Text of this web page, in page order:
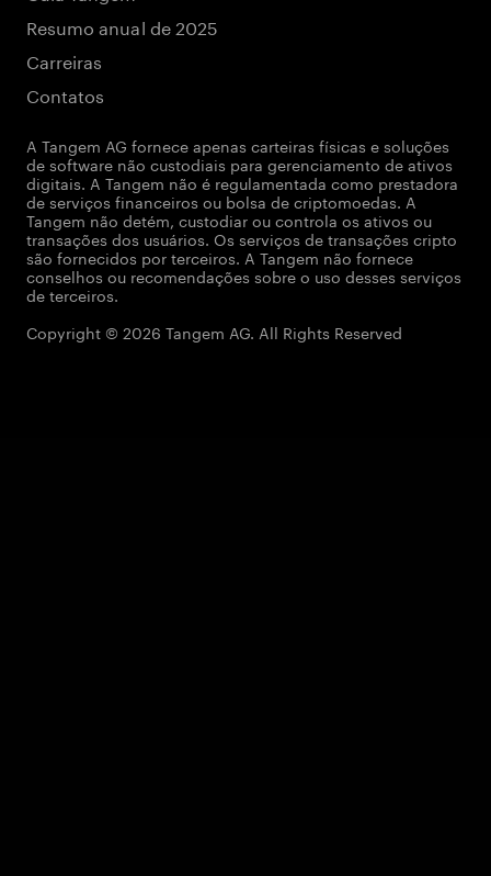
Resumo anual de 2025
Carreiras
Contatos
A Tangem AG fornece apenas carteiras físicas e soluções
de software não custodiais para gerenciamento de ativos
digitais. A Tangem não é regulamentada como prestadora
de serviços financeiros ou bolsa de criptomoedas. A
Tangem não detém, custodiar ou controla os ativos ou
transações dos usuários. Os serviços de transações cripto
são fornecidos por terceiros. A Tangem não fornece
conselhos ou recomendações sobre o uso desses serviços
de terceiros.